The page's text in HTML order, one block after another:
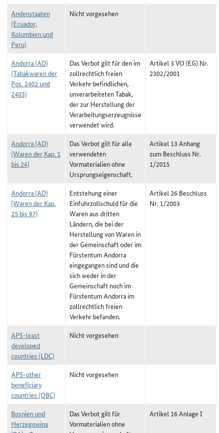
Andenstaaten
(Ecuador,
Kolumbien und
Peru)
Nicht vorgesehen
Andorra (AD)
(Tabakwaren der
Pos. 2402 und
2403)
Das Verbot gilt für den im
zollrechtlich freien
Verkehr befindlichen,
unverarbeiteten Tabak,
der zur Herstellung der
Verarbeitungserzeugnisse
verwendet wird.
Artikel 3 VO (EG) Nr.
2302/2001
Andorra (AD)
(Waren der Kap. 1
bis 24)
Das Verbot gilt für alle
verwendeten
Vormaterialien ohne
Ursprungseigenschaft.
Artikel 13 Anhang
zum Beschluss Nr.
1/2015
Andorra (AD)
(Waren der Kap.
25 bis 97)
Entstehung einer
Einfuhrzollschuld für die
Waren aus dritten
Ländern, die bei der
Herstellung von Waren in
der Gemeinschaft oder im
Fürstentum Andorra
eingegangen sind und die
sich weder in der
Gemeinschaft noch im
Fürstentum Andorra im
zollrechtlich freien
Verkehr befanden.
Artikel 26 Beschluss
Nr. 1/2003
APS-least
developed
countries (LDC)
Nicht vorgesehen
APS-other
beneficiary
countries (OBC)
Nicht vorgesehen
Bosnien und
Herzegowina
Das Verbot gilt für
Vormaterialien ohne
Artikel 16 Anlage I